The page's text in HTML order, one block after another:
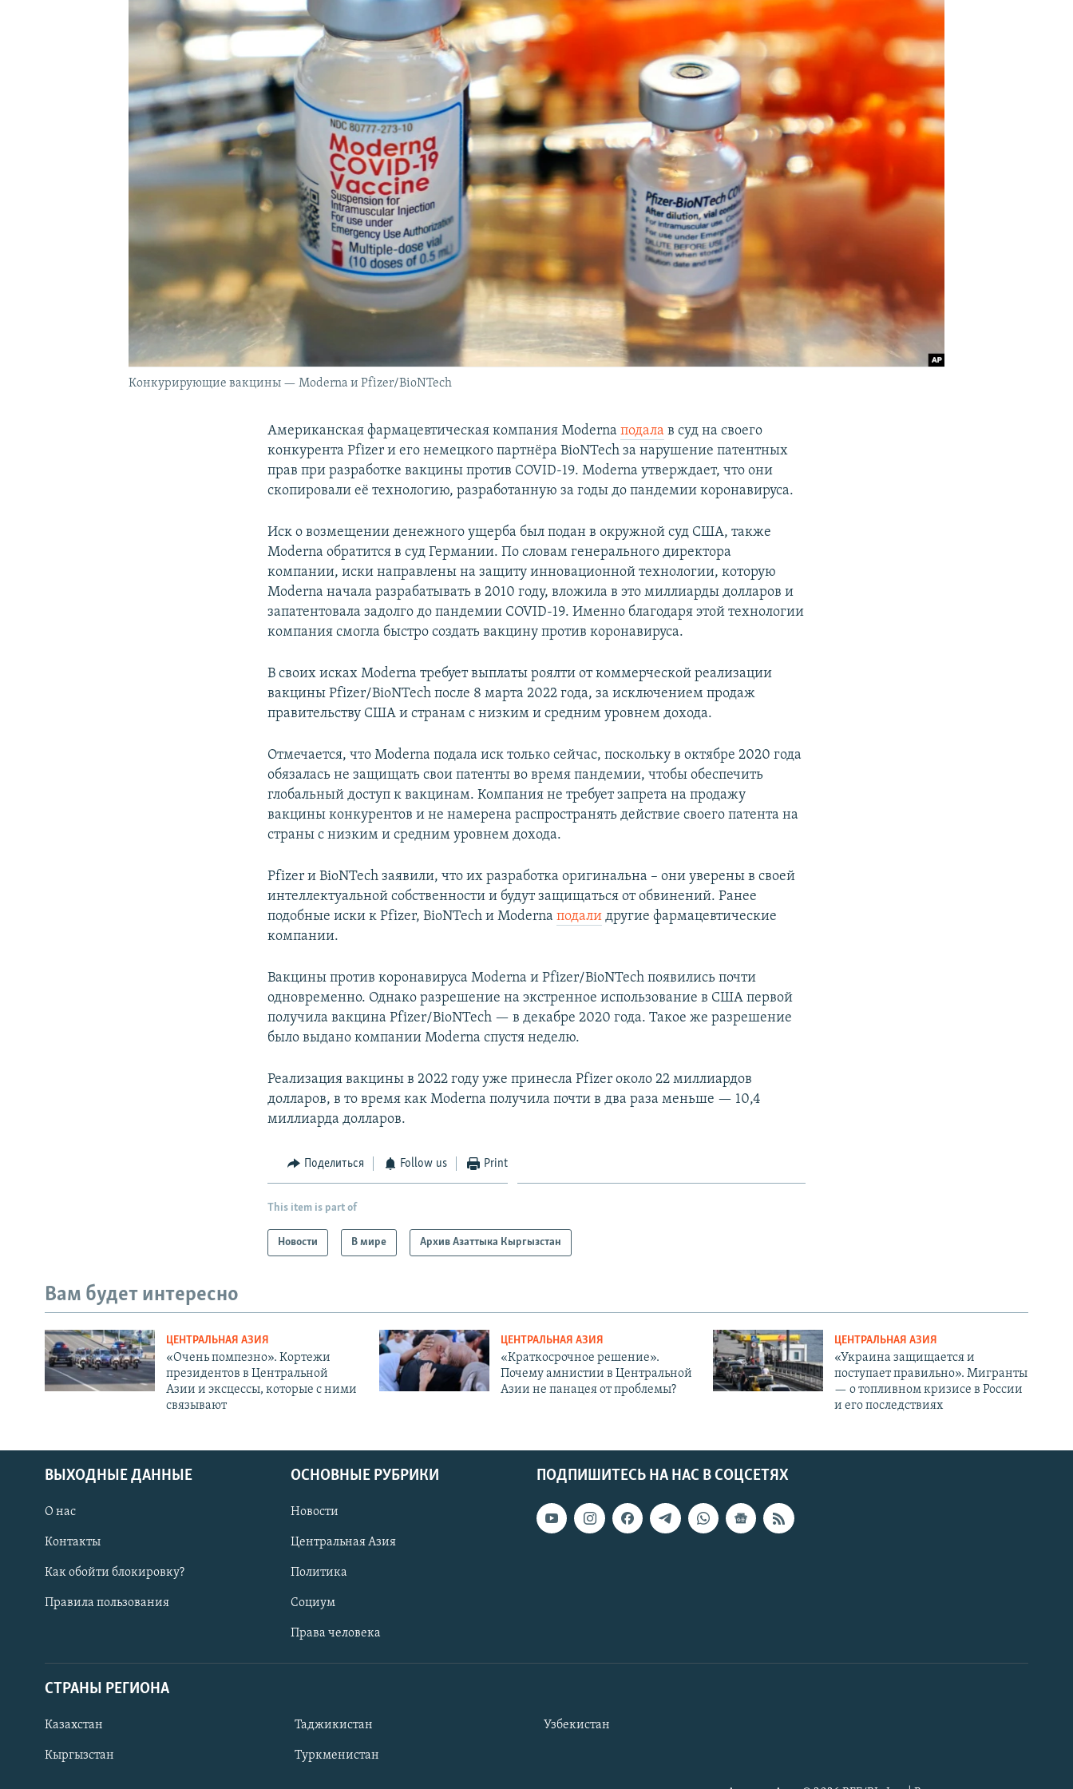
Конкурирующие вакцины — Moderna и Pfizer/BioNTech
Американская фармацевтическая компания Modernaподала в суд на своего
конкурента Pfizer и его немецкого партнёра BioNTech за нарушение патентных
прав при разработке вакцины против COVID-19. Moderna утверждает, что они
скопировали её технологию, разработанную за годы до пандемии коронавируса.
Иск о возмещении денежного ущерба был подан в окружной суд США, также
Moderna обратится в суд Германии. По словам генерального директора
компании, иски направлены на защиту инновационной технологии, которую
Moderna начала разрабатывать в 2010 году, вложила в это миллиарды долларов и
запатентовала задолго до пандемии COVID-19. Именно благодаря этой технологии
компания смогла быстро создать вакцину против коронавируса.
В своих исках Moderna требует выплаты роялти от коммерческой реализации
вакцины Pfizer/BioNTech после 8 марта 2022 года, за исключением продаж
правительству США и странам с низким и средним уровнем дохода.
Отмечается, что Moderna подала иск только сейчас, поскольку в октябре 2020 года
обязалась не защищать свои патенты во время пандемии, чтобы обеспечить
глобальный доступ к вакцинам. Компания не требует запрета на продажу
вакцины конкурентов и не намерена распространять действие своего патента на
страны с низким и средним уровнем дохода.
Pfizer и BioNTech заявили, что их разработка оригинальна – они уверены в своей
интеллектуальной собственности и будут защищаться от обвинений. Ранее
подобные иски к Pfizer, BioNTech и Modernaподали другие фармацевтические
компании.
Вакцины против коронавируса Moderna и Pfizer/BioNTech появились почти
одновременно. Однако разрешение на экстренное использование в США первой
получила вакцина Pfizer/BioNTech — в декабре 2020 года. Такое же разрешение
было выдано компании Moderna спустя неделю.
Реализация вакцины в 2022 году уже принесла Pfizer около 22 миллиардов
долларов, в то время как Moderna получила почти в два раза меньше — 10,4
миллиарда долларов.
Поделиться Follow us Print
This item is part of
Новости В мире Архив Азаттыка Кыргызстан
Вам будет интересно
ЦЕНТРАЛЬНАЯ АЗИЯ
«Очень помпезно». Кортежи
президентов в Центральной
Азии и эксцессы, которые с ними
связывают
ЦЕНТРАЛЬНАЯ АЗИЯ
«Краткосрочное решение».
Почему амнистии в Центральной
Азии не панацея от проблемы?
ЦЕНТРАЛЬНАЯ АЗИЯ
«Украина защищается и
поступает правильно». Мигранты
— о топливном кризисе в России
и его последствиях
ПОДПИШИТЕСЬ НА НАС В СОЦСЕТЯХ
ВЫХОДНЫЕ ДАННЫЕ
О нас
Контакты
Как обойти блокировку?
Правила пользования
ОСНОВНЫЕ РУБРИКИ
Новости
Центральная Азия
Политика
Социум
Права человека
СТРАНЫ РЕГИОНА
Казахстан
Кыргызстан
Таджикистан
Туркменистан
Узбекистан